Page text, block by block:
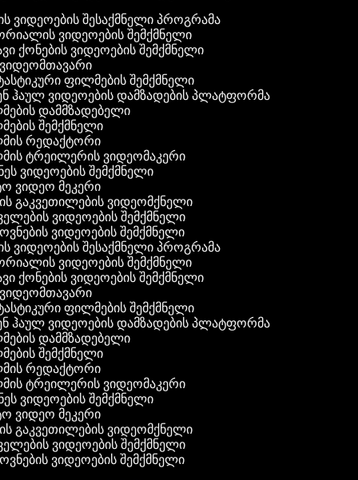
ვიდეოების შესაქმნელი პროგრამა
ვიდეოების შემქმნელი
ქონების ვიდეოების შემქმნელი
ფილმების შემქმნელი
ჰაულ ვიდეოების დამზადების პლატფორმა
დამმზადებელი
შემქმნელი
რედაქტორი
ტრეილერის ვიდეომაკერი
ვიდეოების შემქმნელი
ვიდეო მეკერი
გაკვეთილების ვიდეომქნელი
ვიდეოების შემქმნელი
ვიდეოების შემქმნელი
ვიდეოების შესაქმნელი პროგრამა
ვიდეოების შემქმნელი
ქონების ვიდეოების შემქმნელი
ფილმების შემქმნელი
ჰაულ ვიდეოების დამზადების პლატფორმა
დამმზადებელი
შემქმნელი
რედაქტორი
ტრეილერის ვიდეომაკერი
ვიდეოების შემქმნელი
ვიდეო მეკერი
გაკვეთილების ვიდეომქნელი
ვიდეოების შემქმნელი
ვიდეოების შემქმნელი